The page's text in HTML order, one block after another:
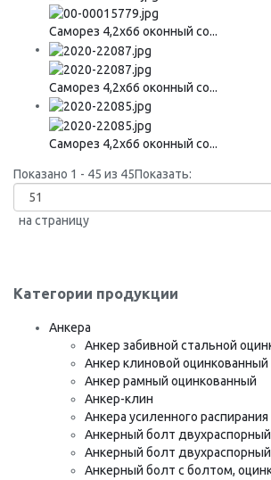
Саморез 4,2х66 оконный со...
Саморез 4,2х66 оконный со...
Саморез 4,2х66 оконный со...
Показано 1 - 45 из 45Показать:
на страницу
Категории продукции
Анкера
Анкер забивной стальной
Анкер клиновой оцинкованный
Анкер рамный оцинкованный
Анкер-клин
Анкера усиленного
Анкерный болт
Анкерный болт
Анкерный болт с болтом,